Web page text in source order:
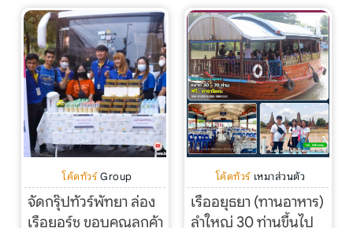
โค้ดทัวร์ Group
จัดกรุ๊ปทัวร์พัทยา ล่อง
เรือยอร์ช ขอบคุณลูกค้า
โค้ดทัวร์ เหมาส่วนตัว
เรืออยุธยา (ทานอาหาร)
ลำใหญ่ 30 ท่านขึ้นไป